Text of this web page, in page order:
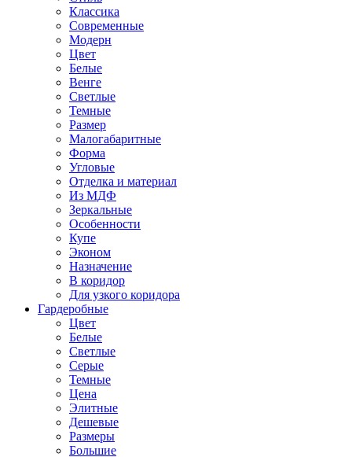
Классика
Современные
Модерн
Цвет
Белые
Венге
Светлые
Темные
Размер
Малогабаритные
Форма
Угловые
Отделка и материал
Из МДФ
Зеркальные
Особенности
Купе
Эконом
Назначение
В коридор
Для узкого коридора
Гардеробные
Цвет
Белые
Светлые
Серые
Темные
Цена
Элитные
Дешевые
Размеры
Большие